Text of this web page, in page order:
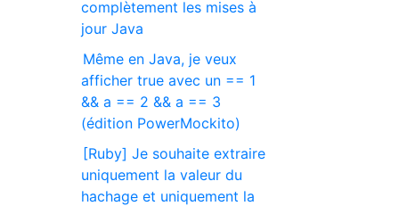
complètement les mises à
jour Java
Même en Java, je veux
afficher true avec un == 1
&& a == 2 && a == 3
(édition PowerMockito)
[Ruby] Je souhaite extraire
uniquement la valeur du
hachage et uniquement la